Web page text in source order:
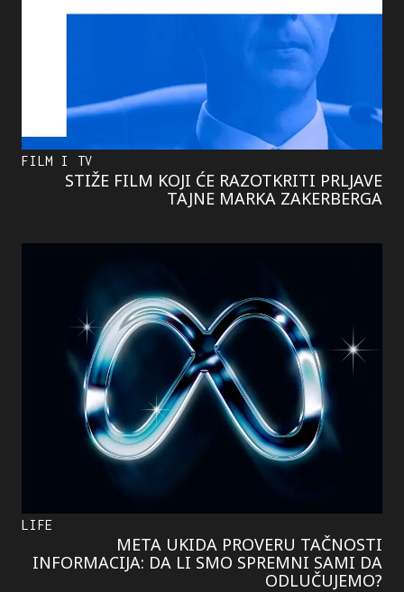
FILM I TV
STIŽE FILM KOJI ĆE RAZOTKRITI PRLJAVE
TAJNE MARKA ZAKERBERGA
LIFE
META UKIDA PROVERU TAČNOSTI
INFORMACIJA: DA LI SMO SPREMNI SAMI DA
ODLUČUJEMO?